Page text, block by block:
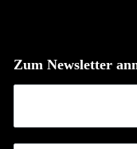
Zum Newsletter